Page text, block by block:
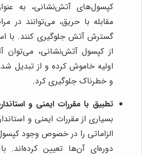
کپسول‌های آتش‌نشانی، به
مقابله با حریق، می‌توانند در
گسترش آتش جلوگیری کنند. با
از کپسول آتش‌نشانی، می‌توان
اولیه خاموش کرده و از تبدیل
و خطرناک جلوگیری کرد.
تطبیق با مقررات ایمنی و
بسیاری از مقررات ایمنی و
الزاماتی را در خصوص وجود
دوره‌ای آن‌ها تعیین کرده‌اند.